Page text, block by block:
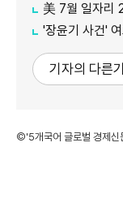
美 7월 일자리 2만
'장윤기 사건' 여
기자의 다른
©'5개국어 글로벌 경제신